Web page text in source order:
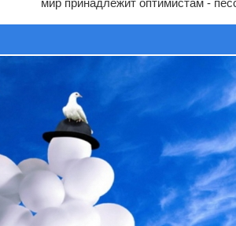
мир принадлежит оптимистам -